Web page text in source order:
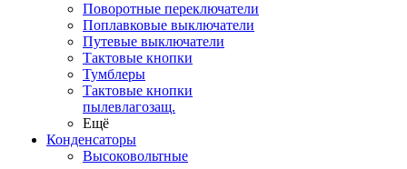
Поворотные переключатели
Поплавковые выключатели
Путевые выключатели
Тактовые кнопки
Тумблеры
Тактовые кнопки
пылевлагозащ.
Ещё
Конденсаторы
Высоковольтные